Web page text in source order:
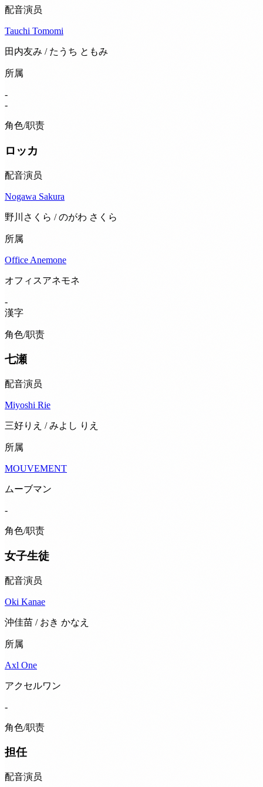
配音演员
Tauchi Tomomi
田内友み / たうち ともみ
所属
-
-
角色/职责
ロッカ
配音演员
Nogawa Sakura
野川さくら / のがわ さくら
所属
Office Anemone
オフィスアネモネ
-
漢字
角色/职责
七瀬
配音演员
Miyoshi Rie
三好りえ / みよし りえ
所属
MOUVEMENT
ムーブマン
-
角色/职责
女子生徒
配音演员
Oki Kanae
沖佳苗 / おき かなえ
所属
Axl One
アクセルワン
-
角色/职责
担任
配音演员